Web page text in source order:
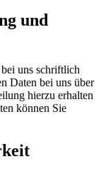
und
uns schriftlich
Daten bei uns über
hierzu erhalten
können Sie